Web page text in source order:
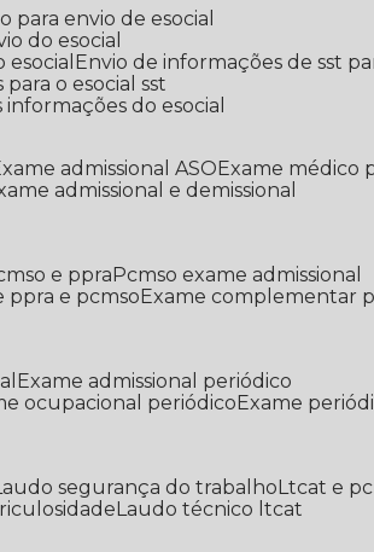
para envio de esocial
do esocial
esocial
Envio de informações de sst
para o esocial sst
informações do esocial
Exame admissional ASO
Exame médico
admissional e demissional
e ppra
Pcmso exame admissional
ppra e pcmso
Exame complementar
Exame admissional periódico
ocupacional periódico
Exame
Laudo segurança do trabalho Ltcat e
Laudo técnico ltcat